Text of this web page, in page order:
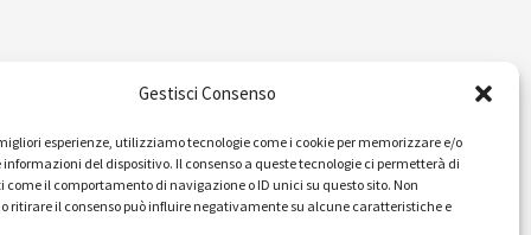
Gestisci Consenso
esperienze, utilizziamo tecnologie come i cookie per memorizzare e/o
del dispositivo. Il consenso a queste tecnologie ci permetterà di
come il comportamento di navigazione o ID unici su questo sito. Non
ritirare il consenso può influire negativamente su alcune caratteristiche e
BUONA POLITICA
Dossier